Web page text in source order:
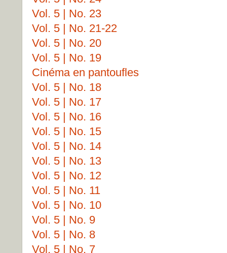
Vol. 5 | No. 23
Vol. 5 | No. 21-22
Vol. 5 | No. 20
Vol. 5 | No. 19
Cinéma en pantoufles
Vol. 5 | No. 18
Vol. 5 | No. 17
Vol. 5 | No. 16
Vol. 5 | No. 15
Vol. 5 | No. 14
Vol. 5 | No. 13
Vol. 5 | No. 12
Vol. 5 | No. 11
Vol. 5 | No. 10
Vol. 5 | No. 9
Vol. 5 | No. 8
Vol. 5 | No. 7